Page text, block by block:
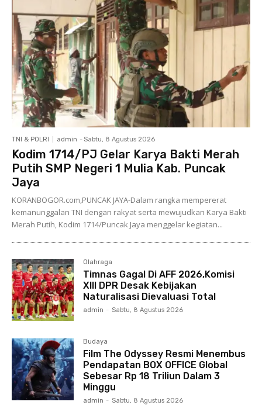
TNI & POLRI admin - Sabtu, 8 Agustus 2026
Kodim 1714/PJ Gelar Karya Bakti Merah
Putih SMP Negeri 1 Mulia Kab. Puncak
Jaya
KORANBOGOR.com,PUNCAK JAYA-Dalam rangka mempererat
kemanunggalan TNI dengan rakyat serta mewujudkan Karya Bakti
Merah Putih, Kodim 1714/Puncak Jaya menggelar kegiatan...
Olahraga
Timnas Gagal Di AFF 2026,Komisi
XIII DPR Desak Kebijakan
Naturalisasi Dievaluasi Total
admin - Sabtu, 8 Agustus 2026
Budaya
Film The Odyssey Resmi Menembus
Pendapatan BOX OFFICE Global
Sebesar Rp 18 Triliun Dalam 3
Minggu
admin - Sabtu, 8 Agustus 2026